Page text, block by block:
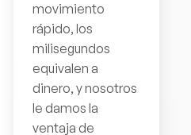
movimiento
rápido, los
milisegundos
equivalen a
dinero, y nosotros
le damos la
ventaja de